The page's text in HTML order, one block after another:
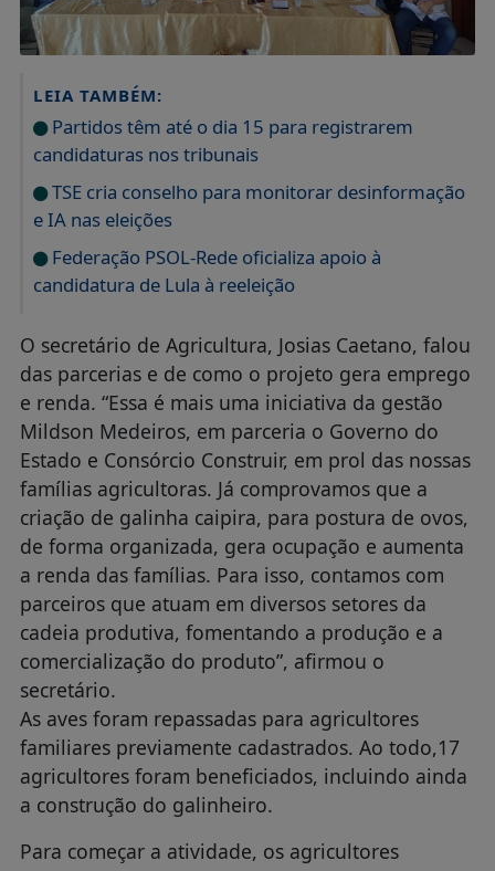
LEIA TAMBÉM:
Partidos têm até o dia 15 para registrarem
candidaturas nos tribunais
TSE cria conselho para monitorar desinformação
e IA nas eleições
Federação PSOL-Rede oficializa apoio à
candidatura de Lula à reeleição
O secretário de Agricultura, Josias Caetano, falou
das parcerias e de como o projeto gera emprego
e renda. “Essa é mais uma iniciativa da gestão
Mildson Medeiros, em parceria o Governo do
Estado e Consórcio Construir, em prol das nossas
famílias agricultoras. Já comprovamos que a
criação de galinha caipira, para postura de ovos,
de forma organizada, gera ocupação e aumenta
a renda das famílias. Para isso, contamos com
parceiros que atuam em diversos setores da
cadeia produtiva, fomentando a produção e a
comercialização do produto”, afirmou o
secretário.
As aves foram repassadas para agricultores
familiares previamente cadastrados. Ao todo,17
agricultores foram beneficiados, incluindo ainda
a construção do galinheiro.
Para começar a atividade, os agricultores